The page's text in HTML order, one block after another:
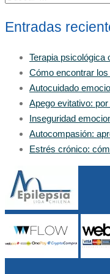
Entradas
Terapia psicológica
Cómo encontrar
Autocuidado
Apego evitativo:
Inseguridad
Autocompasión:
Estrés crónico: